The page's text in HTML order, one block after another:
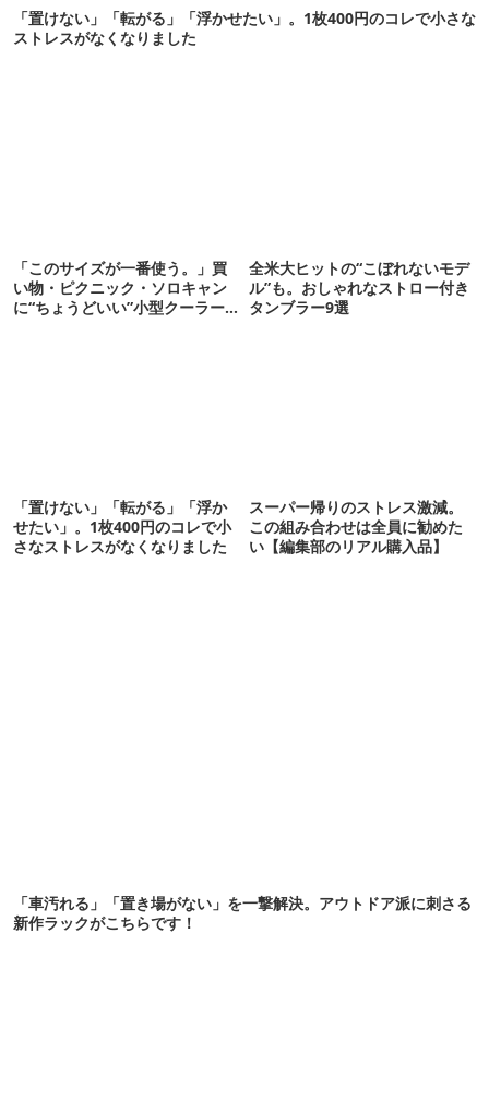
「置けない」「転がる」「浮かせたい」。1枚400円のコレで小さな
ストレスがなくなりました
「このサイズが一番使う。」買
い物・ピクニック・ソロキャン
に“ちょうどいい”小型クーラー
全米大ヒットの“こぼれないモデ
ル”も。おしゃれなストロー付き
タンブラー9選
「置けない」「転がる」「浮か
せたい」。1枚400円のコレで小
さなストレスがなくなりました
スーパー帰りのストレス激減。
この組み合わせは全員に勧めた
い【編集部のリアル購入品】
「車汚れる」「置き場がない」を一撃解決。アウトドア派に刺さる
新作ラックがこちらです！